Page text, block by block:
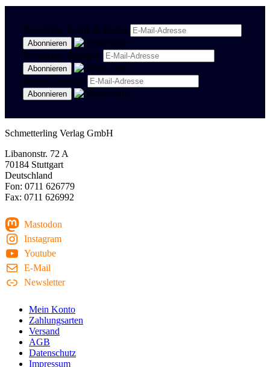
Newsletter Politik & Kultur
Newsletter Spanisch
Region Stuttgart
Schmetterling Verlag GmbH
Libanonstr. 72 A
70184 Stuttgart
Deutschland
Fon: 0711 626779
Fax: 0711 626992
Mastodon
Instagram
Youtube
E-Mail
Newsletter
Mein Konto
Zahlungsarten
Versand
AGB
Datenschutz
Impressum